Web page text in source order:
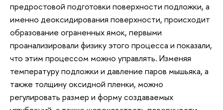
предростовой подготовки поверхности подложки, а
именно деоксидирования поверхности, происходит
образование ограненных ямок, первыми
проанализировали физику этого процесса и показали,
что этим процессом можно управлять. Изменяя
температуру подложки и давление паров мышьяка, а
также толщину оксидной пленки, можно
регулировать размер и форму создаваемых